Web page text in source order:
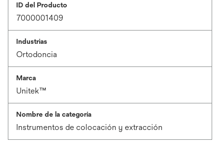
ID del Producto
7000001409
Industrias
Ortodoncia
Marca
Unitek™
Nombre de la categoría
Instrumentos de colocación y extracción